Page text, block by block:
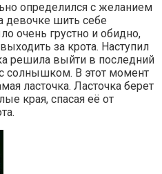
определился с желанием
девочке шить себе
очень грустно и обидно,
за крота. Наступил
решила выйти в последний
солнышком. В этот момент
ласточка. Ласточка берет
края, спасая её от